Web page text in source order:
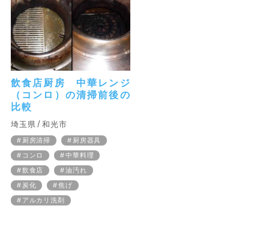
飲食店厨房 中華レンジ
（コンロ）の清掃前後の
比較
埼玉県 和光市
厨房清掃
厨房器具
コンロ
中華料理
飲食店
油汚れ
炭化
焦げ
アルカリ洗剤